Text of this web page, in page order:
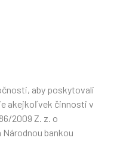
aby poskytovali
akejkoľvek činnosti v
2009 Z. z. o
bankou